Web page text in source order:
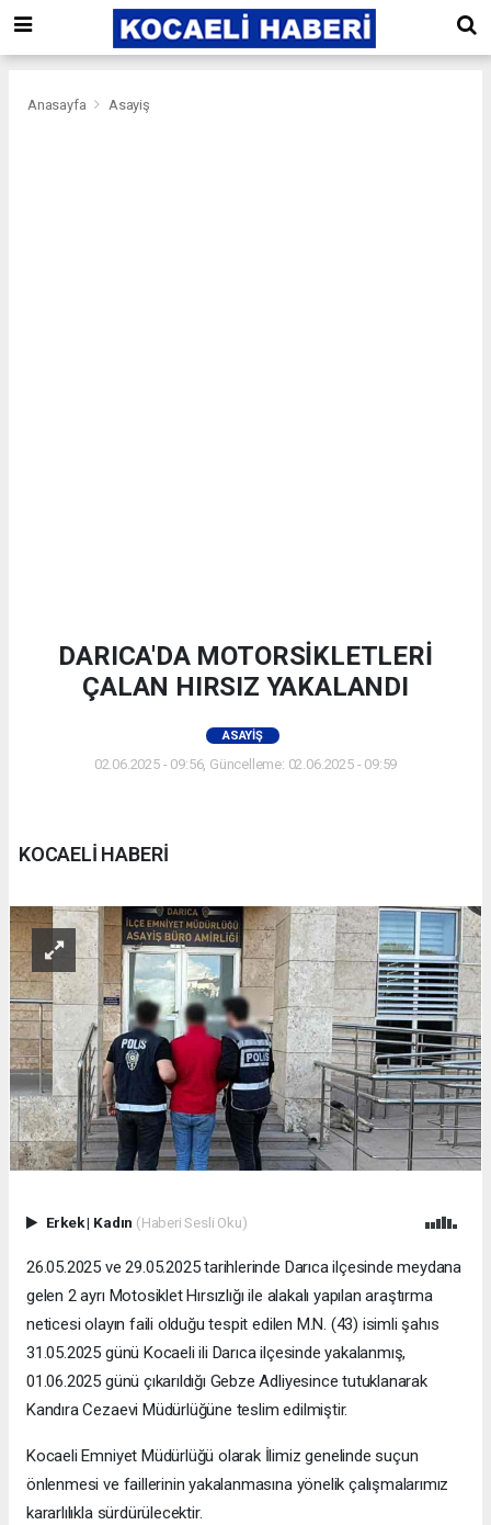
Anasayfa Asayiş
DARICA'DA MOTORSİKLETLERİ
ÇALAN HIRSIZ YAKALANDI
ASAYIŞ
02.06.2025 - 09:56, Güncelleme: 02.06.2025 - 09:59
KOCAELİ HABERİ
Erkek| Kadın (Haberi Sesli Oku)
26.05.2025 ve 29.05.2025 tarihlerinde Darıca ilçesinde meydana
gelen 2 ayrı Motosiklet Hırsızlığı ile alakalı yapılan araştırma
neticesi olayın faili olduğu tespit edilen M.N. (43) isimli şahıs
31.05.2025 günü Kocaeli ili Darıca ilçesinde yakalanmış,
01.06.2025 günü çıkarıldığı Gebze Adliyesince tutuklanarak
Kandıra Cezaevi Müdürlüğüne teslim edilmiştir.
Kocaeli Emniyet Müdürlüğü olarak İlimiz genelinde suçun
önlenmesi ve faillerinin yakalanmasına yönelik çalışmalarımız
kararlılıkla sürdürülecektir.